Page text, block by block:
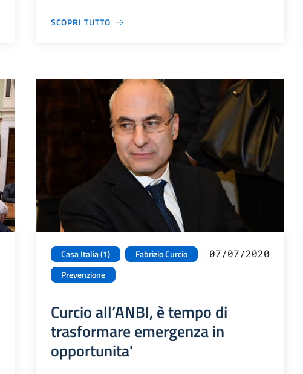
SCOPRI TUTTO
Casa Italia (1)
Fabrizio Curcio
Prevenzione
07/07/2020
Curcio all’ANBI, è tempo di
trasformare emergenza in
opportunita'